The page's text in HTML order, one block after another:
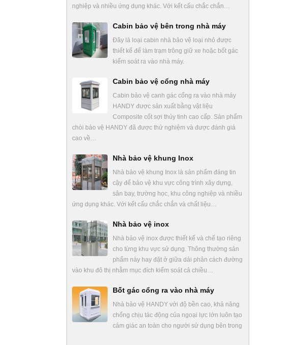
nghiệp và nhiều ứng dụng khác. Với kết cấu chắc chắn…
Cabin bảo vệ bên trong nhà máy
Đây là loại cabin nhà bảo vệ loại nhỏ được
thiết kế để làm trạm trông giữ xe hoặc bốt gác
kiểm soát ra vào nhà máy.
Cabin bảo vệ cổng nhà máy
Cabin bảo vệ canh gác cổng ra vào nhà máy
HANDY được sản xuất bằng vật liệu
Composite cốt sợi thủy tinh cao cấp. Sản phẩm
chòi bảo vệ HANDY đã được thử nghiệm và được đánh giá
cao về…
Nhà bảo vệ khung Inox
Nhà bảo vệ khung Inox là sản phẩm đáng tin
cậy để bảo vệ khu vực công trình xây dựng,
sân bay, trường học, khu công nghiệp và nhiều
ứng dụng khác. Với kết cấu chắc chắn và chất liệu…
Nhà bảo vệ inox
Nhà bảo vệ inox được thiết kế và chế tạo riêng
cho từng khu vực sử dụng. Thông thường sản
phẩm này hay đặt ở giữa dải phân cách đường
vào khu đô thị nhằm mục đích kiểm soát cả chiều…
Bốt gác cổng ra vào nhà máy
Nhà bảo vệ HANDY với độ bền cao, khả năng
chống chịu tác động của ngoại lực lớn luôn tạo
cảm giác an toàn cho người sử dụng bên trong